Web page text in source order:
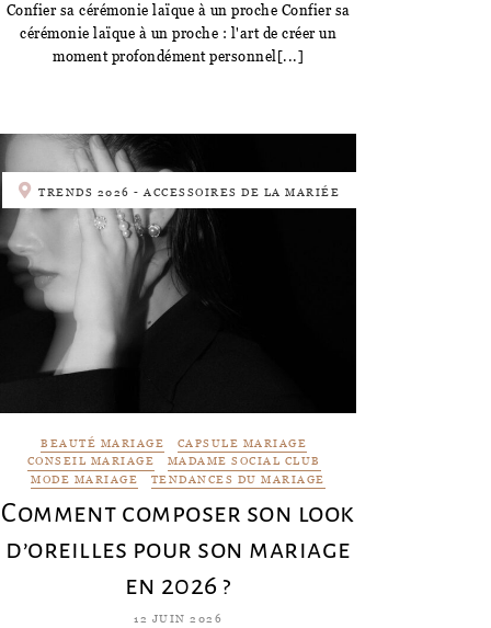
Confier sa cérémonie laïque à un proche Confier sa
cérémonie laïque à un proche : l'art de créer un
moment profondément personnel[...]
TRENDS 2026 - ACCESSOIRES DE LA MARIÉE
BEAUTÉ MARIAGE
CAPSULE MARIAGE
CONSEIL MARIAGE
MADAME SOCIAL CLUB
MODE MARIAGE
TENDANCES DU MARIAGE
Comment composer son look
d’oreilles pour son mariage
en 2026 ?
12 JUIN 2026